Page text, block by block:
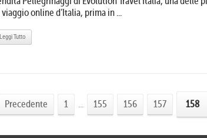
online d’Italia, prima in ...
Leggi Tutto
Precedente 1 ... 155 156 157 158